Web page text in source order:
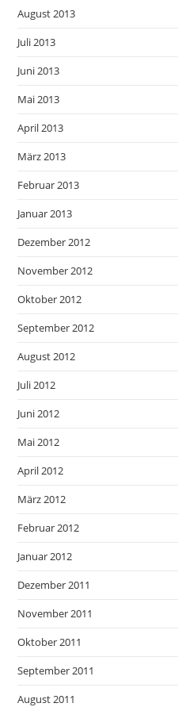
August 2013
Juli 2013
Juni 2013
Mai 2013
April 2013
März 2013
Februar 2013
Januar 2013
Dezember 2012
November 2012
Oktober 2012
September 2012
August 2012
Juli 2012
Juni 2012
Mai 2012
April 2012
März 2012
Februar 2012
Januar 2012
Dezember 2011
November 2011
Oktober 2011
September 2011
August 2011